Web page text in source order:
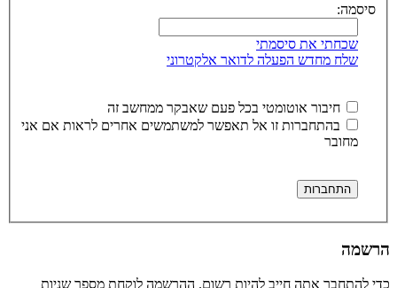
סיסמה:
שכחתי את סיסמתי
שלח מחדש הפעלה לדואר אלקטרוני
חיבור אוטומטי בכל פעם שאבקר ממחשב זה
בהתחברות זו אל תאפשר למשתמשים אחרים לראות אם אני
מחובר
הרשמה
כדי להתחבר אתה חייב להיות רשום. ההרשמה לוקחת מספר שניות